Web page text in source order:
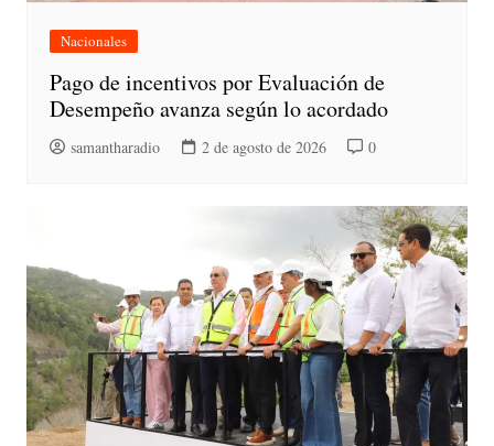
Nacionales
Pago de incentivos por Evaluación de
Desempeño avanza según lo acordado
samantharadio 2 de agosto de 2026 0